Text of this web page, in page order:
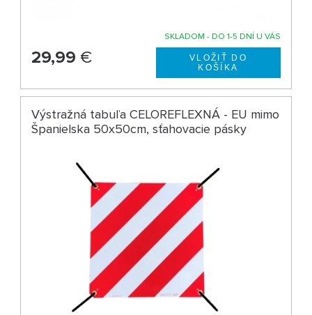
SKLADOM - DO 1-5 DNÍ U VÁS
29,99 €
Výstražná tabuľa CELOREFLEXNÁ - EU mimo
Španielska 50x50cm, sťahovacie pásky